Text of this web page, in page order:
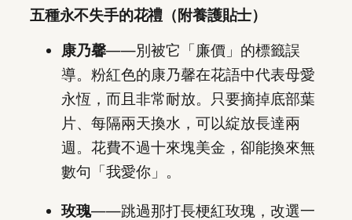
五種永不失手的花禮（附養護貼士）
康乃馨——別被它「廉價」的標籤誤
導。粉紅色的康乃馨在花語中代表母愛
永恆，而且非常耐放。只要摘掉底部葉
片、每隔兩天換水，可以綻放長達兩
週。花費不過十來塊美金，卻能換來無
數句「我愛你」。
玫瑰——跳過那打長梗紅玫瑰，改選一